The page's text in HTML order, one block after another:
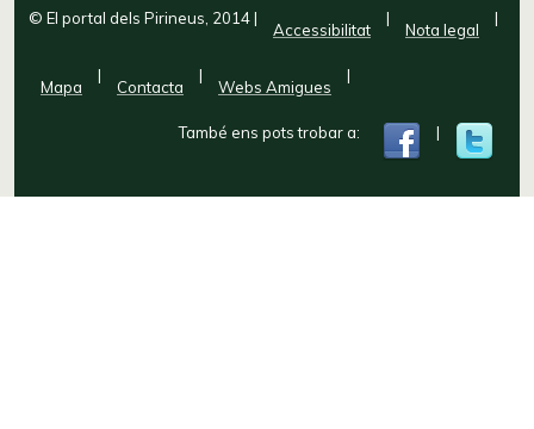
© El portal dels Pirineus, 2014|
Accessibilitat
|
Nota legal
|
Mapa
|
Contacta
|
Webs Amigues
|
També ens pots trobar a: |